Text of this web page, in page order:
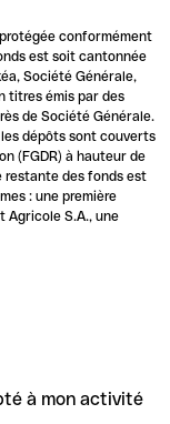
conformément
est soit cantonnée
Société Générale,
titres émis par des
de Société Générale.
dépôts sont couverts
(FGDR) à hauteur de
restante des fonds est
: une première
Agricole S.A., une
à mon activité